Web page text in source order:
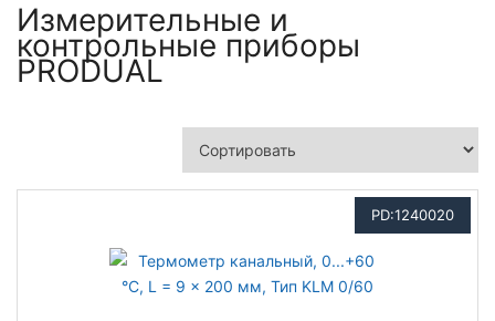
Измерительные и
контрольные приборы
PRODUAL
PD:1240020